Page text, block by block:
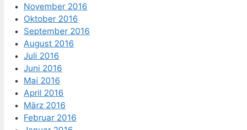
November 2016
Oktober 2016
September 2016
August 2016
Juli 2016
Juni 2016
Mai 2016
April 2016
März 2016
Februar 2016